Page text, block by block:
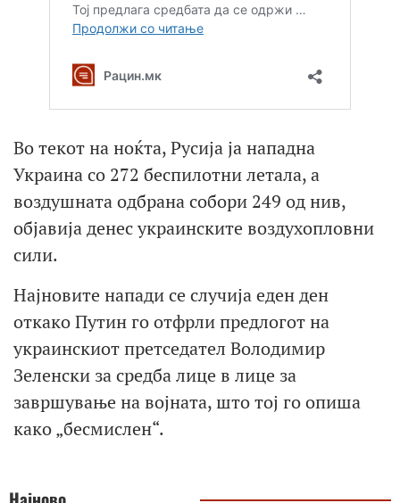
Во текот на ноќта, Русија ја нападна
Украина со 272 беспилотни летала, а
воздушната одбрана собори 249 од нив,
објавија денес украинските воздухопловни
сили.
Најновите напади се случија еден ден
откако Путин го отфрли предлогот на
украинскиот претседател Володимир
Зеленски за средба лице в лице за
завршување на војната, што тој го опиша
како „бесмислен“.